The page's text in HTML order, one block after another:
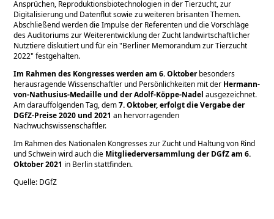
Ansprüchen, Reproduktionsbiotechnologien in der Tierzucht, zur
Digitalisierung und Datenflut sowie zu weiteren brisanten Themen.
Abschließend werden die Impulse der Referenten und die Vorschläge
des Auditoriums zur Weiterentwicklung der Zucht landwirtschaftlicher
Nutztiere diskutiert und für ein Berliner Memorandum zur Tierzucht
2022 festgehalten.
Im Rahmen des Kongresses werden am 6. Oktoberbesonders
herausragende Wissenschaftler und Persönlichkeiten mit der Hermann-
von-Nathusius-Medaille und der Adolf-Köppe-Nadelausgezeichnet.
Am darauffolgenden Tag, dem7. Oktober, erfolgt die Vergabe der
DGfZ-Preise 2020 und 2021 an hervorragenden
Nachwuchswissenschaftler.
Im Rahmen des Nationalen Kongresses zur Zucht und Haltung von Rind
und Schwein wird auch die Mitgliederversammlung der DGfZ am 6.
Oktober 2021 in Berlin stattfinden.
Quelle: DGfZ